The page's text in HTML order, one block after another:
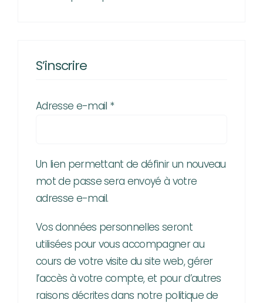
S’inscrire
Adresse e-mail *Obligatoire
Un lien permettant de définir un nouveau
mot de passe sera envoyé à votre
adresse e-mail.
Vos données personnelles seront
utilisées pour vous accompagner au
cours de votre visite du site web, gérer
l’accès à votre compte, et pour d’autres
raisons décrites dans notre politique de